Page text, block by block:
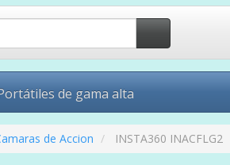
de gama alta
de Accion INSTA360 INACFLG2